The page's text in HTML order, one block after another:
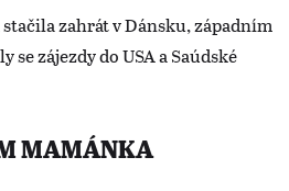
zahrát v Dánsku, západním
zájezdy do USA a Saúdské
MAMÁNKA